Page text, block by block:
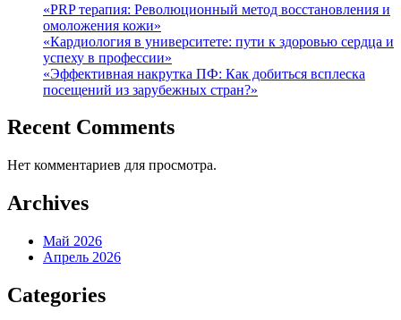
«PRP терапия: Революционный метод восстановления и
омоложения кожи»
«Кардиология в университете: пути к здоровью сердца и
успеху в профессии»
«Эффективная накрутка ПФ: Как добиться всплеска
посещений из зарубежных стран?»
Recent Comments
Нет комментариев для просмотра.
Archives
Май 2026
Апрель 2026
Categories